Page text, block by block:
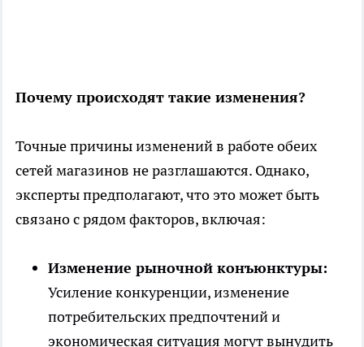
Почему происходят такие изменения?
Точные причины изменений в работе обеих
сетей магазинов не разглашаются. Однако,
эксперты предполагают, что это может быть
связано с рядом факторов, включая:
Изменение рыночной конъюнктуры:
Усиление конкуренции, изменение
потребительских предпочтений и
экономическая ситуация могут вынудить